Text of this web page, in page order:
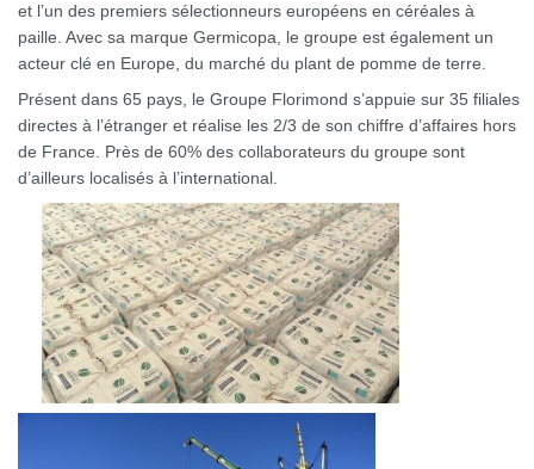
et l’un des premiers sélectionneurs européens en céréales à
paille. Avec sa marque Germicopa, le groupe est également un
acteur clé en Europe, du marché du plant de pomme de terre.
Présent dans 65 pays, le Groupe Florimond s’appuie sur 35 filiales
directes à l’étranger et réalise les 2/3 de son chiffre d’affaires hors
de France. Près de 60% des collaborateurs du groupe sont
d’ailleurs localisés à l’international.